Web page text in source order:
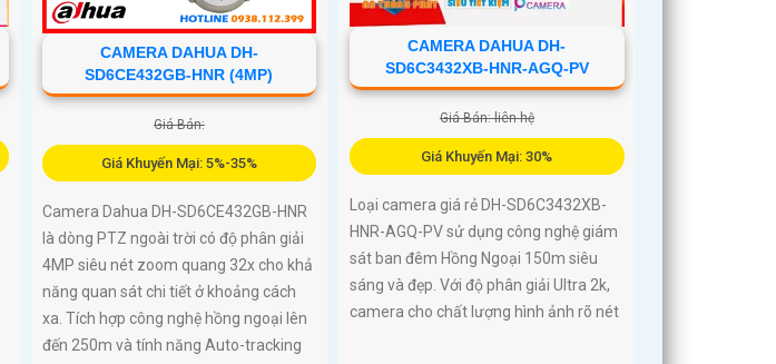
CAMERA DAHUA DH-
SD6CE432GB-HNR (4MP)
Giá Bán:
Giá Khuyến Mại: 5%-35%
Camera Dahua DH-SD6CE432GB-HNR
là dòng PTZ ngoài trời có độ phân giải
4MP siêu nét zoom quang 32x cho khả
năng quan sát chi tiết ở khoảng cách
xa. Tích hợp công nghệ hồng ngoại lên
đến 250m và tính năng Auto-tracking
CAMERA DAHUA DH-
SD6C3432XB-HNR-AGQ-PV
Giá Bán: liên hệ
Giá Khuyến Mại: 30%
Loại camera giá rẻ DH-SD6C3432XB-
HNR-AGQ-PV sử dụng công nghệ giám
sát ban đêm Hồng Ngoại 150m siêu
sáng và đẹp. Với độ phân giải Ultra 2k,
camera cho chất lượng hình ảnh rõ nét